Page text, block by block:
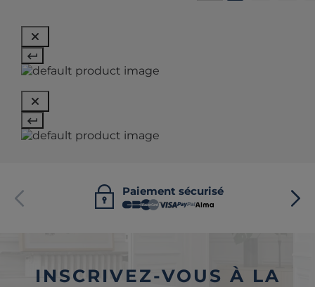
Paiement sécurisé
INSCRIVEZ-VOUS À LA